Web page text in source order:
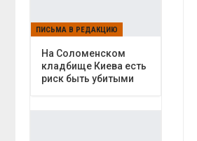
ПИСЬМА В РЕДАКЦИЮ
На Соломенском
кладбище Киева есть
риск быть убитыми